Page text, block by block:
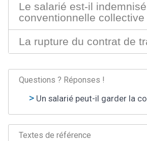
Le salarié est-il
conventionnelle collective
La rupture du contrat de
Questions ? Réponses !
Un salarié peut-il garder la
Textes de référence